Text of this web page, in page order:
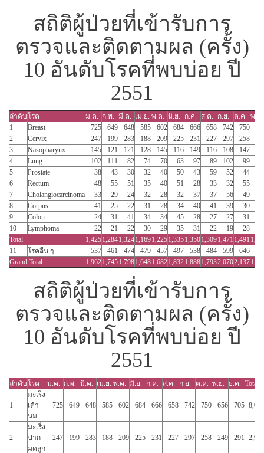
สถิติผู้ป่วยที่เข้ารับการ
ตรวจและติดตามผล (ครั้ง)
10 อันดับโรคที่พบบ่อย ปี
2551
ลำดับโรค ม.ค. ก.พ. มี.ค. เม.ย. พ.ค. มิ.ย. ก.ค. ส.ค. ก.ย. ต.ค. พ.ย.
1
Breast 725 649 648 585 602 684 666 658 742 750
2
Cervix 247 199 283 188 209 225 231 227 297 258
3
Nasopharynx 145 121 121 128 145 116 149 116 108 147
4
Lung 102 111 82 74 70 63 97 89 102 99
5
Prostate 38 43 30 32 40 50 43 59 52 44
6
Rectum 48 55 51 35 40 51 28 33 32 55
7
Cholangiocarcinoma 33 29 24 32 28 32 37 37 56 49
8
Corpus 41 25 22 31 28 34 40 41 39 30
9
Colon 24 31 41 34 34 45 28 27 27 31
10
Lymphoma 22 21 22 30 29 35 31 22 19 28
Total
1,4251,2841,3241,1691,2251,3351,3501,3091,471 1,491
11
โรคอื่น ๆ 537 461 474 479 457 497 538 484 599 646
Grand Total
1,9621,7451,7981,6481,6821,8321,8881,7932,0702,137
สถิติผู้ป่วยที่เข้ารับการ
ตรวจและติดตามผล (ครั้ง)
10 อันดับโรคที่พบบ่อย ปี
2551
ลำดับโรค ม.ค. ก.พ. มี.ค. เม.ย. พ.ค. มิ.ย. ก.ค. ส.ค. ก.ย. ต.ค. พ.ย. ธ.ค. Total
1
มะเร็ง
เต้า
นม
725 649 648 585 602 684 666 658 742 750 656 705 8,070
2
มะเร็ง
ปาก
มดลูก
247 199 283 188 209 225 231 227 297 258 249 291 2,904